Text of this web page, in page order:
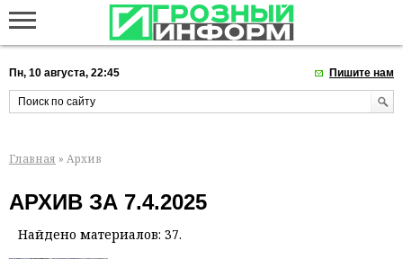
Пн, 10 августа, 22:45 Пишите нам
Главная » Архив
АРХИВ ЗА 7.4.2025
Найдено материалов: 37.